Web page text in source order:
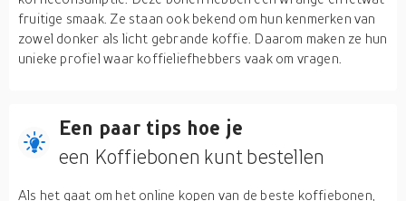
fruitige smaak. Ze staan ook bekend om hun kenmerken van
zowel donker als licht gebrande koffie. Daarom maken ze hun
unieke profiel waar koffieliefhebbers vaak om vragen.
Een paar tips hoe je
een Koffiebonen kunt bestellen
Als het gaat om het online kopen van de beste koffiebonen,